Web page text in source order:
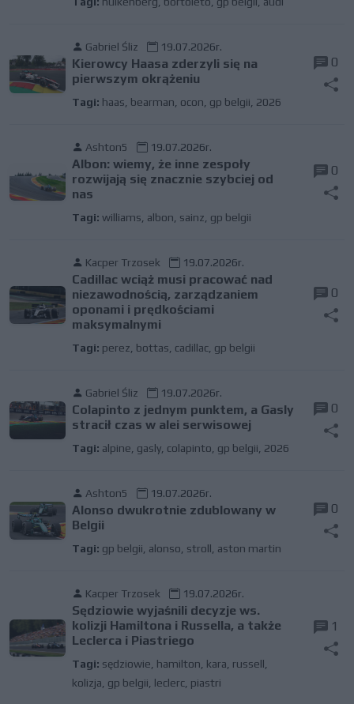
Gabriel Śliz 19.07.2026r.
Kierowcy Haasa zderzyli się na
pierwszym okrążeniu
Tagi: haas bearman ocon gp belgii 2026
0
Ashton5 19.07.2026r.
Albon: wiemy, że inne zespoły
rozwijają się znacznie szybciej od
nas
Tagi: williams albon sainz gp belgii
0
Kacper Trzosek 19.07.2026r.
Cadillac wciąż musi pracować nad
niezawodnością, zarządzaniem
oponami i prędkościami
maksymalnymi
Tagi: perez bottas cadillac, gp belgii
0
Gabriel Śliz 19.07.2026r.
Colapinto z jednym punktem, a Gasly
stracił czas w alei serwisowej
Tagi: alpine gasly, colapinto gp belgii 2026
0
Ashton5 19.07.2026r.
Alonso dwukrotnie zdublowany w
Belgii
Tagi: gp belgii alonso stroll aston martin
0
Kacper Trzosek 19.07.2026r.
Sędziowie wyjaśnili decyzje ws.
kolizji Hamiltona i Russella, a także
Leclerca i Piastriego
Tagi: sędziowie hamilton kara russell
kolizja gp belgii leclerc, piastri
1